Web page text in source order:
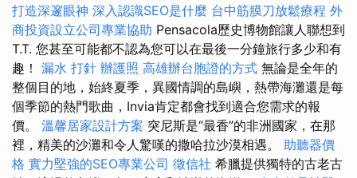
打造深邃眼神 深入認識SEO是什麼 台中筋膜刀放鬆療程 外
商投資設立公司專業協助 Pensacola歷史博物館讓人聯想到
T.T. 您甚至可能都不認為您可以在最後一分鐘旅行多少和有
趣！ 漏水 打針 辦護照 高雄辦台胞證的方式 無論是全年的
整個目的地，始終夏季，異國情調的島嶼，熱帶海灘還是每
個季節的熱門歌曲，Invia肯定都會找到適合您需求的報
價。 溫馨居家設計方案 突尼斯是“最香”的非洲國家，在那
裡，精美的沙灘和令人驚嘆的撒哈拉沙漠相遇。 助聽器價
格 實力堅強的SEO專業公司 徵信社 希臘提供獨特的古老古